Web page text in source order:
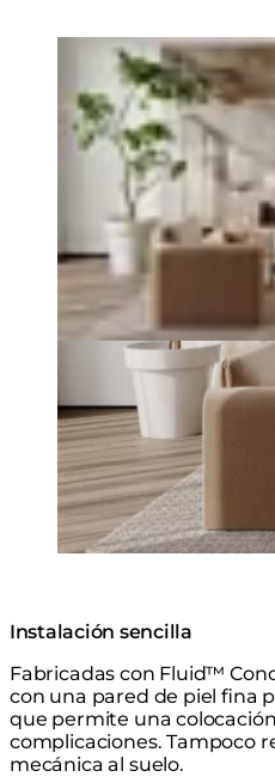
Loading image...
Instalación sencilla
Fabricadas con Fluid™
con una pared de piel fina
que permite una
complicaciones. Tampoco
mecánica al suelo.